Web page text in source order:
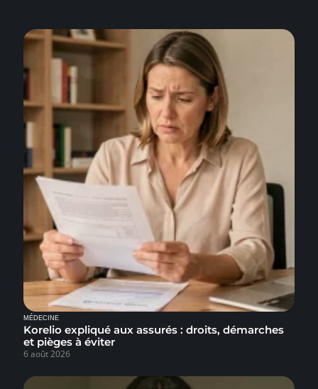
MÉDECINE
Korelio expliqué aux assurés : droits, démarches
et pièges à éviter
6 août 2026